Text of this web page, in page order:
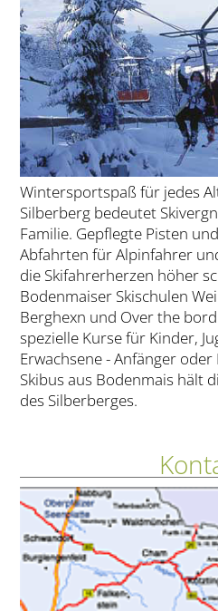
Wintersportspaß für jedes
Silberberg bedeutet
Familie. Gepflegte Pisten
Abfahrten für Alpinfahrer
die Skifahrerherzen höher
Bodenmaiser Skischulen
Berghexn und Over the
spezielle Kurse für Kinder,
Erwachsene - Anfänger
Skibus aus Bodenmais hält
des Silberberges.